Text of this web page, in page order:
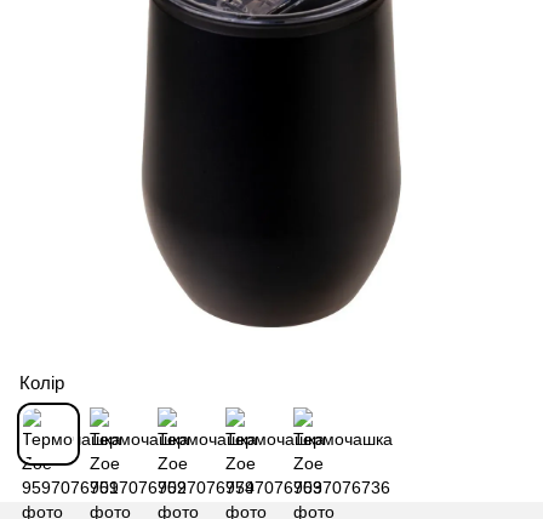
Колір